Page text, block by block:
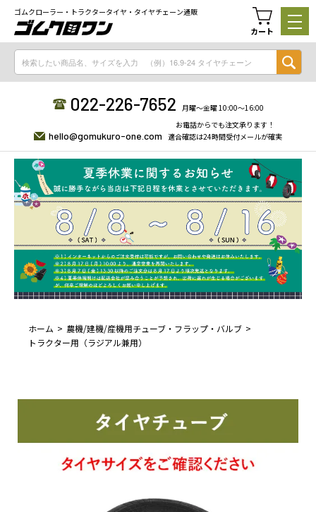
ゴムクローラー・トラクタータイヤ・タイヤチェーン通販
カート
022-226-7652 月曜〜金曜 10:00〜16:00
hello@gomukuro-one.com
お電話からでも注文承ります！
適合確認は24時間受付メールが確実
ホーム
農機/建機/産機用チューブ・フラップ・バルブ
トラクター用（ラジアル兼用）